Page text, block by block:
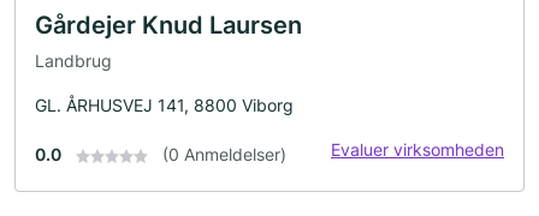
Gårdejer Knud Laursen
Landbrug
GL. ÅRHUSVEJ 141, 8800 Viborg
0.0 (0 Anmeldelser) Evaluer virksomheden